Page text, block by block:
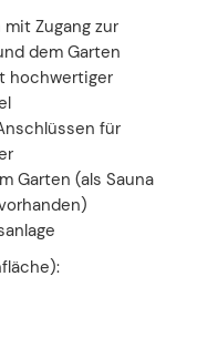
Zugang zur
dem Garten
hochwertiger
für
Garten (als Sauna